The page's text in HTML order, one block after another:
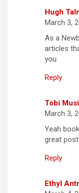
Hugh
March 3,
As a
articles
you
Reply
Tobi
March 3,
Yeah
great
Reply
Ethyl